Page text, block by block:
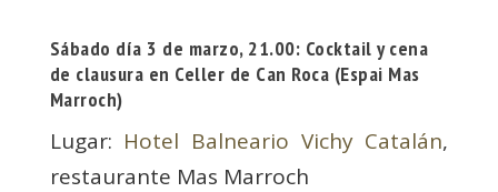
Sábado día 3 de marzo, 21.00: Cocktail y cena
de clausura en Celler de Can Roca (Espai Mas
Marroch)
Lugar: Hotel Balneario Vichy Catalán,
restaurante Mas Marroch